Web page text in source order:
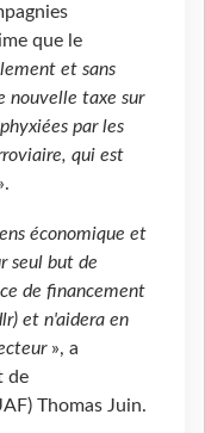
que le
et sans
nouvelle taxe sur
par les
qui est
économique et
seul but de
de financement
et n'aidera en
», a
de
Thomas Juin.